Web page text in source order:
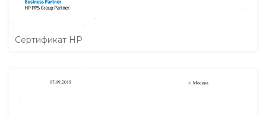
Сертификат HP